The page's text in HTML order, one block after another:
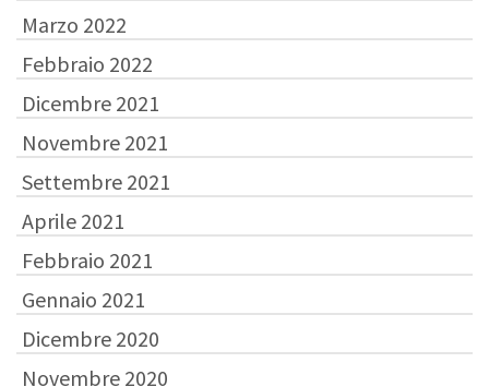
Marzo 2022
Febbraio 2022
Dicembre 2021
Novembre 2021
Settembre 2021
Aprile 2021
Febbraio 2021
Gennaio 2021
Dicembre 2020
Novembre 2020